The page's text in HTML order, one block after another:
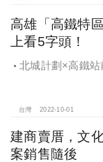
年半大同區更不乏
的案子。
高雄「高鐵特
上看5字頭！
北城計劃×高鐵站
台灣 2022-10-01
建商賣厝，文
案銷售隨後